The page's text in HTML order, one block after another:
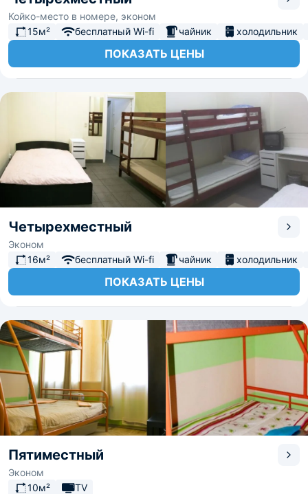
Койко-место в номере, эконом
15м²
бесплатный Wi-fi чайник холодильник
ПОКАЗАТЬ ЦЕНЫ
Четырехместный
Эконом
16м²
бесплатный Wi-fi чайник холодильник
ПОКАЗАТЬ ЦЕНЫ
Пятиместный
Эконом
10м²
TV